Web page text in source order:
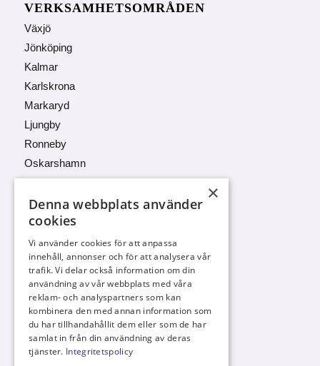
VERKSAMHETSOMRÅDEN
Växjö
Jönköping
Kalmar
Karlskrona
Markaryd
Ljungby
Ronneby
Oskarshamn
KONTAKTA OSS
070 676 20 58
info@m-centrum.se
HITTA TILL OSS
×
Denna webbplats använder
cookies
Vi använder cookies för att anpassa
innehåll, annonser och för att analysera vår
trafik. Vi delar också information om din
användning av vår webbplats med våra
reklam- och analyspartners som kan
kombinera den med annan information som
du har tillhandahållit dem eller som de har
samlat in från din användning av deras
tjänster. Integritetspolicy